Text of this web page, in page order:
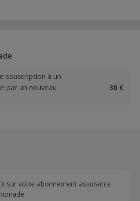
souscription à un
par un nouveau
30 €
sur votre abonnement assurance